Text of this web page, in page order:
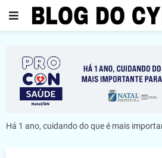
Há 1 ano, cuidando do que é mais